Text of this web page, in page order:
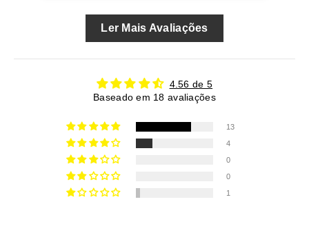
Ler Mais Avaliações
4.56 de 5
Baseado em 18 avaliações
13
4
0
0
1